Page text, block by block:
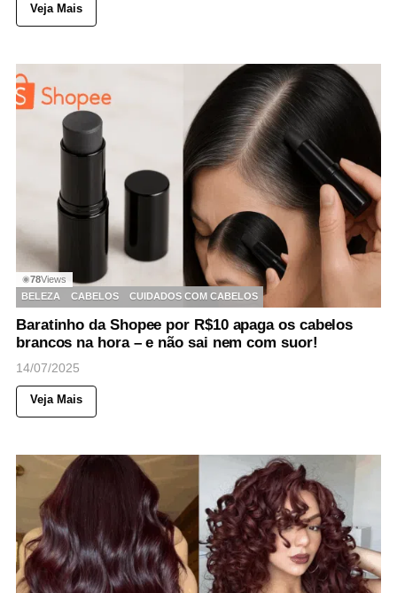
Veja Mais
◉78Views
BELEZA
CABELOS CUIDADOS COM CABELOS
Baratinho da Shopee por R$10 apaga os cabelos
brancos na hora – e não sai nem com suor!
14/07/2025
Veja Mais